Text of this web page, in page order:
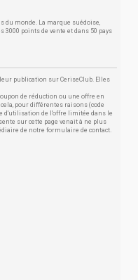
du monde. La marque suédoise,
3000 points de vente et dans 50 pays
publication sur CeriseClub. Elles
de réduction ou une offre en
pour différentes raisons (code
d'utilisation de l'offre limitée dans le
sur cette page venait à ne plus
de notre formulaire de contact.